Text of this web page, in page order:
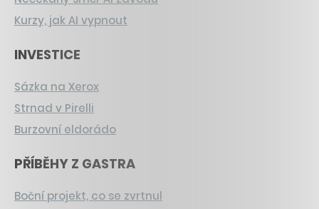
Kurzy, jak AI vypnout
INVESTICE
Sázka na Xerox
Strnad v Pirelli
Burzovní eldorádo
PŘÍBĚHY Z GASTRA
Boční projekt, co se zvrtnul